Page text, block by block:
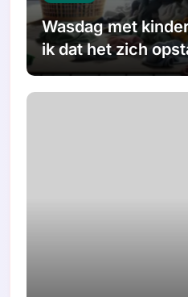
Wasdag met
ik dat het zich